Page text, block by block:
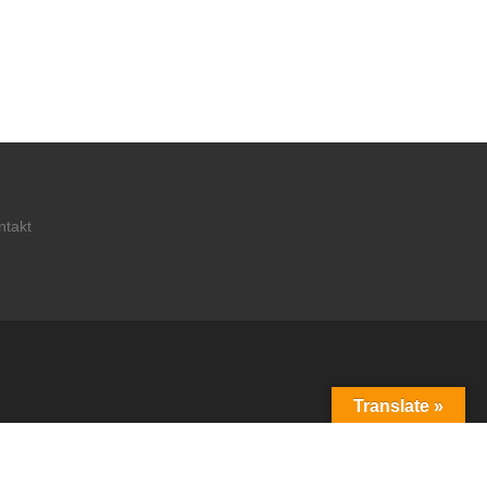
Translate »